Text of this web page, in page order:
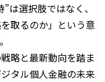
は選択肢ではなく、
取るのか」という意
略と最新動向を踏ま
タル個人金融の未来